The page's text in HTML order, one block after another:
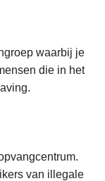
waarbij je
die in het
van illegale